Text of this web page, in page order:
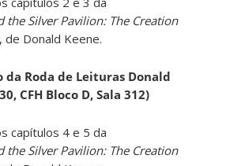
the Silver Pavilion: The Creation
, de Donald Keene.
da Roda de Leituras Donald
CFH Bloco D, Sala 312)
capítulos 4 e 5 da
the Silver Pavilion: The Creation